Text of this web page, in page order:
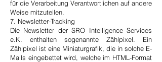
für die Verarbeitung Verantwortlichen auf andere
Weise mitzuteilen.
7. Newsletter-Tracking
Die Newsletter der SRO Intelligence Services
e.K. enthalten sogenannte Zählpixel. Ein
Zählpixel ist eine Miniaturgrafik, die in solche E-
Mails eingebettet wird, welche im HTML-Format